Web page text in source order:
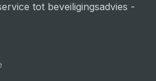
tot beveiligingsadvies -